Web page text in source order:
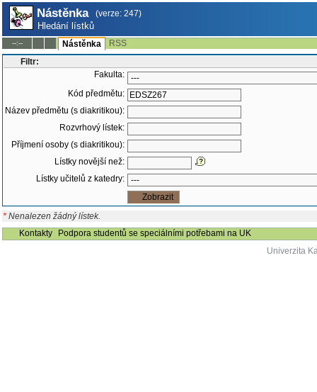
Nástěnka (verze: 247)
Hledání lístků
--:-- Nástěnka
RSS
Filtr:
Fakulta:
Kód předmětu:
Název předmětu (s diakritikou):
Rozvrhový lístek:
Příjmení osoby (s diakritikou):
Lístky novější než:
Lístky učitelů z katedry:
* Nenalezen žádný lístek.
Kontakty
Podpora studentů se speciálními potřebami na UK
Univerzita